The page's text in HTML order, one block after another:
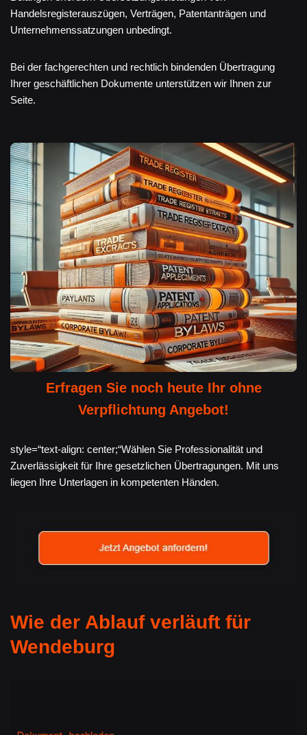
Handelsregisterauszügen, Verträgen, Patentanträgen und
Unternehmenssatzungen unbedingt.
Bei der fachgerechten und rechtlich bindenden Übertragung
Ihrer geschäftlichen Dokumente unterstützen wir Ihnen zur
Seite.
Erfragen Sie noch heute Ihr ohne
Verpflichtung Angebot!
style=“text-align: center;“Wählen Sie Professionalität und
Zuverlässigkeit für Ihre gesetzlichen Übertragungen. Mit uns
liegen Ihre Unterlagen in kompetenten Händen.
Wie der Ablauf verläuft für
Wendeburg